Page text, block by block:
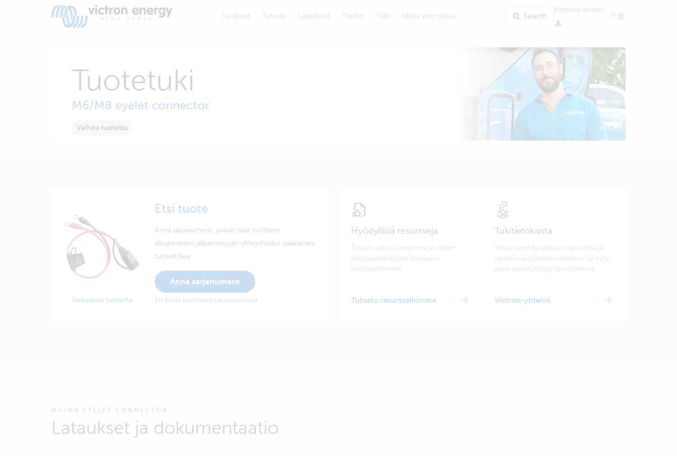
Tuotteet Tutustu Lataukset Tiedot Tuki Mistä voin ostaa Search
Kirjaudu sisään
FI
Tuotetuki
M6/M8 eyelet connector
Vaihda tuotetta
Tarkastele tuotetta
Etsi tuote
Anna sarjanumero, jolloin saat tuotteen
alkuperäisen jälleenmyyjän yhteystiedot saadaksesi
tuotetukea.
Anna sarjanumero
En tiedä tuotteeni sarjanumeroa
Hyödyllisiä resursseja
Tutustu yleisiä ongelmia ja niiden
korjausehdotuksia koskeviin
resursseihimme.
Tutustu resursseihimme
Tukitietokanta
Selaa usein kysyttyjä kysymyksiä ja
vastauksia tukitietokannasta, tai kysy
apua asiantuntijayhteisöltämme.
Victron-yhteisö
M6/M8 EYELET CONNECTOR
Lataukset ja dokumentaatio